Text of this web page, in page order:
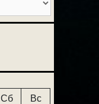
Сб
Вс